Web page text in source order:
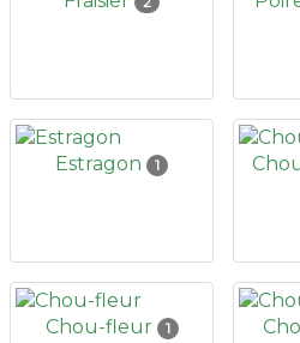
Estragon 1
Chou-fleur 1